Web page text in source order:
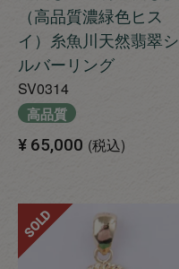
（高品質濃緑色ヒス
イ）糸魚川天然翡翠シ
ルバーリング
SV0314
高品質
¥ 65,000 税込
SOLD